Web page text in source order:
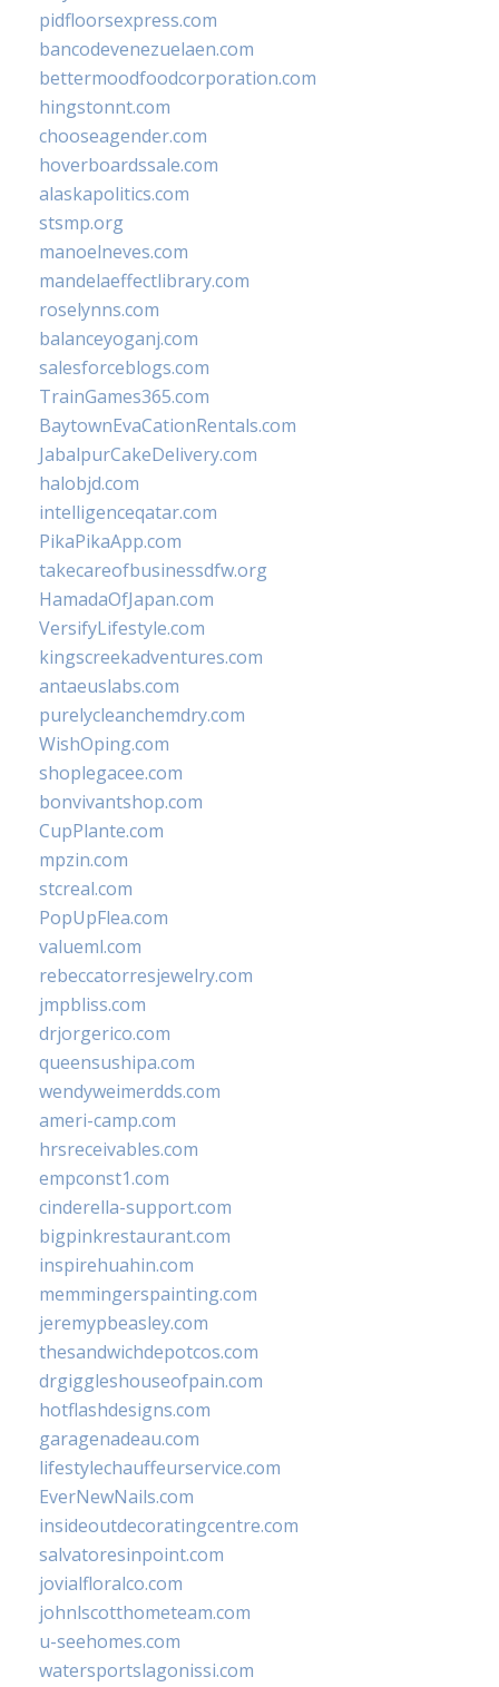
pidfloorsexpress.com
bancodevenezuelaen.com
bettermoodfoodcorporation.com
hingstonnt.com
chooseagender.com
hoverboardssale.com
alaskapolitics.com
stsmp.org
manoelneves.com
mandelaeffectlibrary.com
roselynns.com
balanceyoganj.com
salesforceblogs.com
TrainGames365.com
BaytownEvaCationRentals.com
JabalpurCakeDelivery.com
halobjd.com
intelligenceqatar.com
PikaPikaApp.com
takecareofbusinessdfw.org
HamadaOfJapan.com
VersifyLifestyle.com
kingscreekadventures.com
antaeuslabs.com
purelycleanchemdry.com
WishOping.com
shoplegacee.com
bonvivantshop.com
CupPlante.com
mpzin.com
stcreal.com
PopUpFlea.com
valueml.com
rebeccatorresjewelry.com
jmpbliss.com
drjorgerico.com
queensushipa.com
wendyweimerdds.com
ameri-camp.com
hrsreceivables.com
empconst1.com
cinderella-support.com
bigpinkrestaurant.com
inspirehuahin.com
memmingerspainting.com
jeremypbeasley.com
thesandwichdepotcos.com
drgiggleshouseofpain.com
hotflashdesigns.com
garagenadeau.com
lifestylechauffeurservice.com
EverNewNails.com
insideoutdecoratingcentre.com
salvatoresinpoint.com
jovialfloralco.com
johnlscotthometeam.com
u-seehomes.com
watersportslagonissi.com